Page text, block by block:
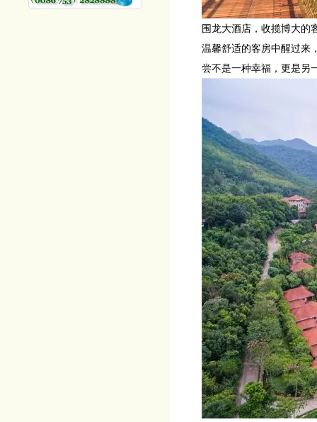
围龙大酒店，收揽博大的
温馨舒适的客房中醒过来
尝不是一种幸福，更是另